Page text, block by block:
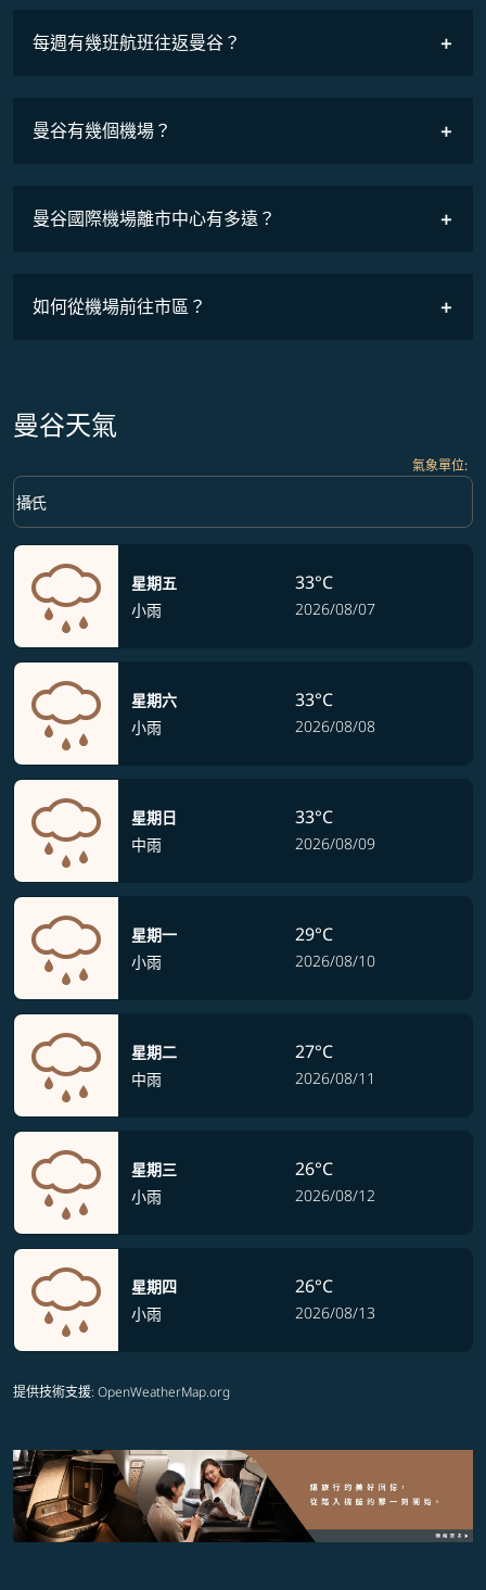
COSMILE會員
每週有幾班航班往返曼谷？
曼谷有幾個機場？
曼谷國際機場離市中心有多遠？
如何從機場前往市區？
曼谷天氣
氣象單位:
Weather unit option 攝氏 Selected
攝氏
keyboard_arrow_down
星期五
小雨
33°C
2026/08/07
星期六
小雨
33°C
2026/08/08
星期日
中雨
33°C
2026/08/09
星期一
小雨
29°C
2026/08/10
星期二
中雨
27°C
2026/08/11
星期三
小雨
26°C
2026/08/12
星期四
小雨
26°C
2026/08/13
提供技術支援: OpenWeatherMap.org